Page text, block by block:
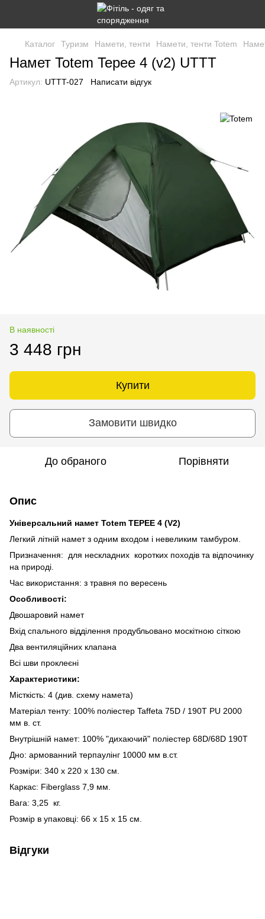
Каталог Туризм Намети, тенти Намети, тенти Totem
Намет Totem Tepee 4 (v2) UTTT
Артикул: UTTT-027 Написати відгук
В наявності
3 448 грн
Купити
Замовити швидко
До обраного Порівняти
Опис
Універсальний намет Totem TEPEE 4 (V2)
Легкий літній намет з одним входом і невеликим тамбуром.
Призначення: для нескладних коротких походів та відпочинку
на природі.
Час використання: з травня по вересень
Особливості:
Двошаровий намет
Вхід спального відділення продубльовано москітною сіткою
Два вентиляційних клапана
Всі шви проклеєні
Характеристики:
Місткість: 4 (див. схему намета)
Матеріал тенту: 100% поліестер Taffeta 75D / 190T PU 2000
мм в. ст.
Внутрішній намет: 100% "дихаючий" поліестер 68D/68D 190T
Дно: армованний терпаулінг 10000 мм в.ст.
Розміри: 340 х 220 х 130 см.
Каркас: Fiberglass 7,9 мм.
Вага: 3,25 кг.
Розмір в упаковці: 66 x 15 x 15 см.
Відгуки